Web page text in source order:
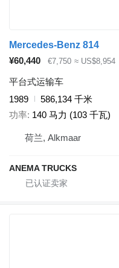
Mercedes-Benz 814
¥60,440
€7,750 ≈ US$8,954
平台式运输车
1989
586,134 千米
功率 140 马力 (103 千瓦)
荷兰, Alkmaar
ANEMA TRUCKS